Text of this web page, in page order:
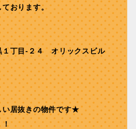
おります。
１丁目-２４ オリックスビル
い居抜きの物件です★